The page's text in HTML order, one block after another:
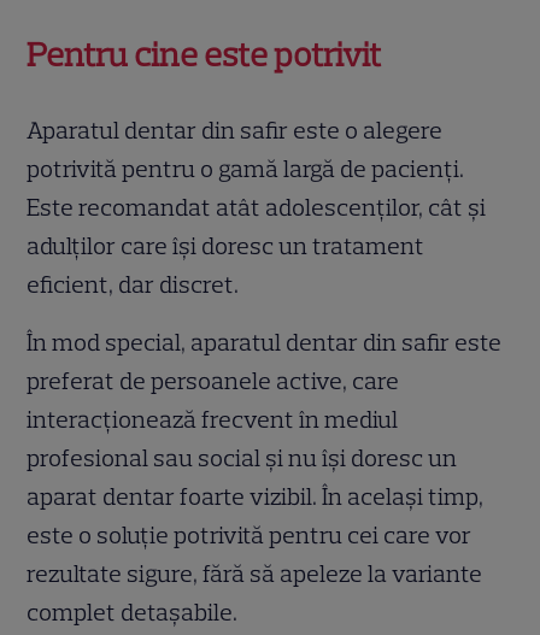
Pentru cine este potrivit
Aparatul dentar din safir este o alegere
potrivită pentru o gamă largă de pacienți.
Este recomandat atât adolescenților, cât și
adulților care își doresc un tratament
eficient, dar discret.
În mod special, aparatul dentar din safir este
preferat de persoanele active, care
interacționează frecvent în mediul
profesional sau social și nu își doresc un
aparat dentar foarte vizibil. În același timp,
este o soluție potrivită pentru cei care vor
rezultate sigure, fără să apeleze la variante
complet detașabile.